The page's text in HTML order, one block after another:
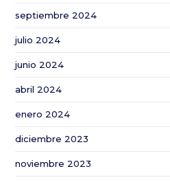
septiembre 2024
julio 2024
junio 2024
abril 2024
enero 2024
diciembre 2023
noviembre 2023